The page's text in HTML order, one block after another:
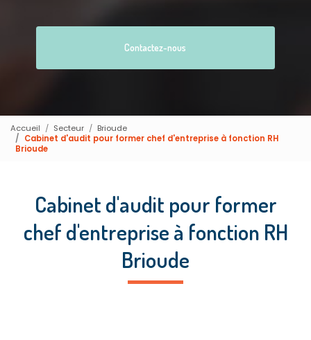
Contactez-nous
Accueil Secteur
Brioude
Cabinet d'audit pour former chef d'entreprise à fonction RH
Brioude
Cabinet d'audit pour former
chef d'entreprise à fonction RH
Brioude